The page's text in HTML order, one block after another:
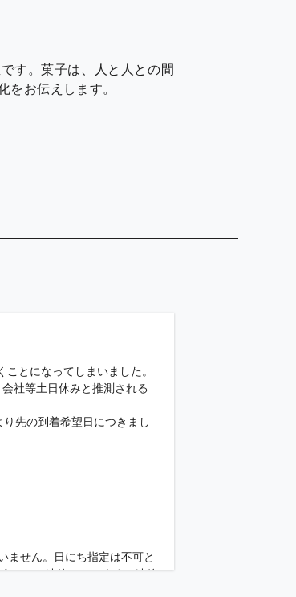
す。菓子は、人と人との間
をお伝えします。
とになってしまいました。
社等土日休みと推測される
先の到着希望日につきまし
ません。日にち指定は不可と
のみご連絡いたします。連絡